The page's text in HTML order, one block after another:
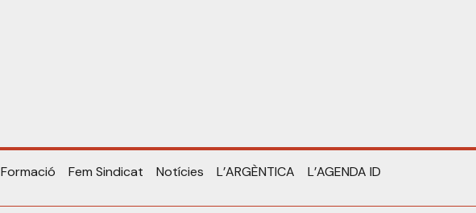
Formació Fem Sindicat Notícies L’ARGÈNTICA L’AGENDA ID